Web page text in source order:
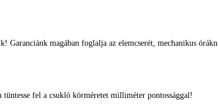
Garanciánk magában foglalja az elemcserét, mechanikus
fel a csukló körméretet milliméter pontossággal!